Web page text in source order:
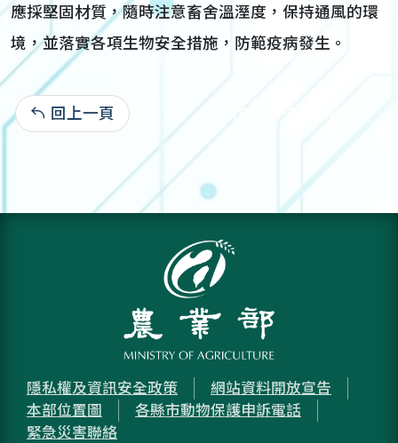
應採堅固材質，隨時注意畜舍溫溼度，保持通風的環
境，並落實各項生物安全措施，防範疫病發生。
回上一頁 105-03-22:3,680
隱私權及資訊安全政策
網站資料開放宣告
本部位置圖
各縣市動物保護申訴電話
緊急災害聯絡